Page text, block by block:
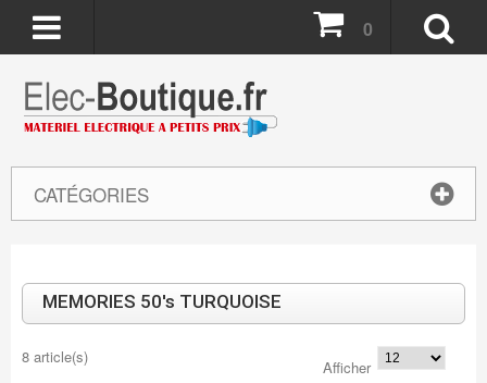
CATÉGORIES
0
MEMORIES 50's TURQUOISE
8 article(s)
Afficher